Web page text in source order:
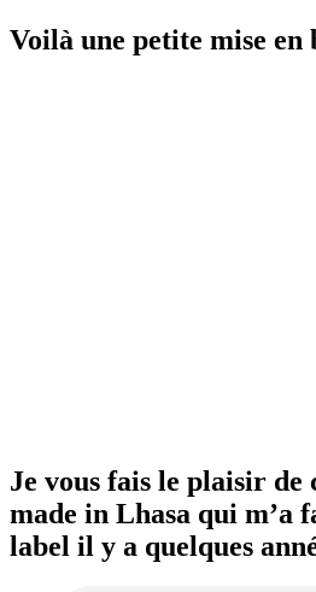
Voilà une petite mise en
Je vous fais le plaisir de
made in Lhasa qui m’a
label il y a quelques